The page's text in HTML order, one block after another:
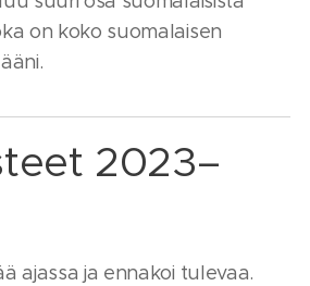
on koko suomalaisen
2023–
ajassa ja ennakoi tulevaa.